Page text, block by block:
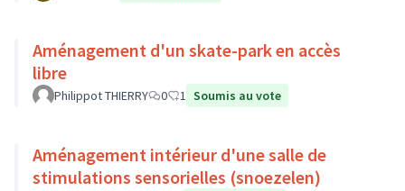
Aménagement d'un skate-park en accès
libre
Philippot THIERRY 0 1 Soumis au vote
Aménagement intérieur d'une salle de
stimulations sensorielles (snoezelen)